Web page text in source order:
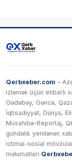
Qerbxeber.com –
izləmək üçün etibarlı
Gədəbəy, Gəncə,
İqtisadiyyat, Dünya,
Müsahibə-Reportaj,
gündəlik yenilənən
ictimai-sosial
məlumatları